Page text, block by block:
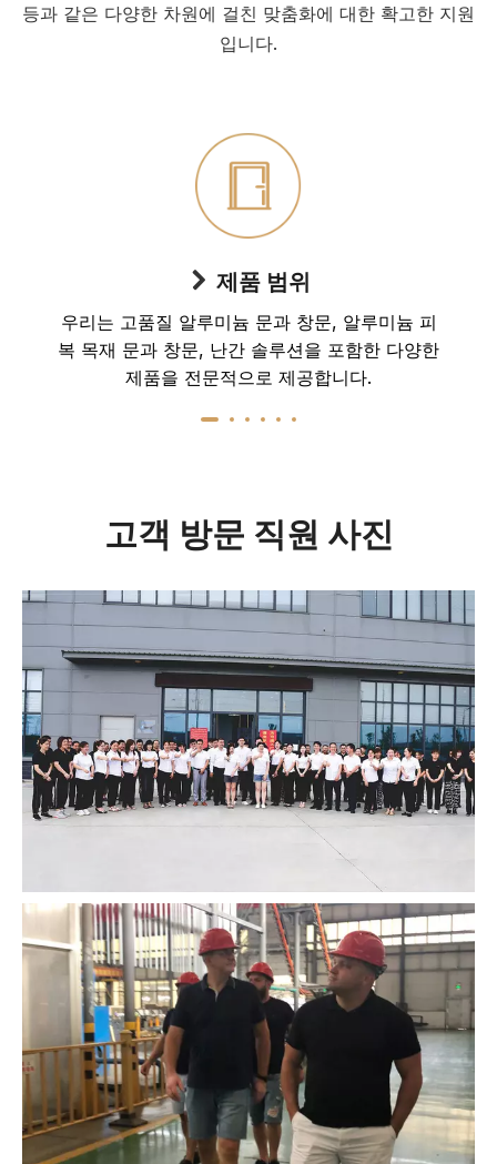
등과 같은 다양한 차원에 걸친 맞춤화에 대한 확고한 지원
입니다.
제품 범위
우리는 고품질 알루미늄 문과 창문, 알루미늄 피
복 목재 문과 창문, 난간 솔루션을 포함한 다양한
제품을 전문적으로 제공합니다.
고객 방문 직원 사진